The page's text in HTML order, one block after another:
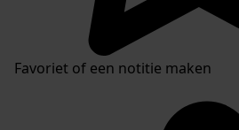
Favoriet of een notitie maken